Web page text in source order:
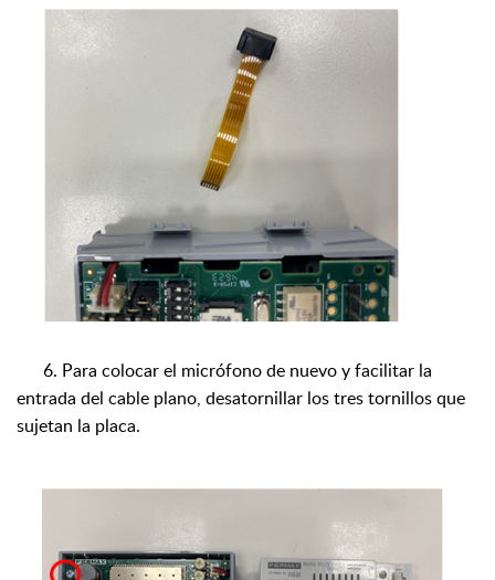
6. Para colocar el micrófono de nuevo y facilitar la
entrada del cable plano, desatornillar los tres tornillos que
sujetan la placa.